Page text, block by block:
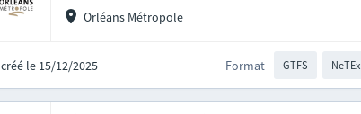
Orléans Métropole
créé le 15/12/2025 Format GTFS NeTEx